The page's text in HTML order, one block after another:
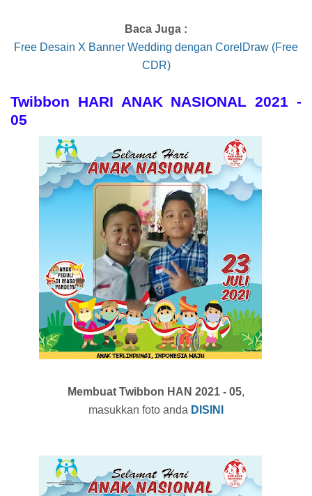
Baca Juga :
Free Desain X Banner Wedding dengan CorelDraw (Free
CDR)
Twibbon HARI ANAK NASIONAL 2021 -
05
Membuat Twibbon HAN 2021 - 05,
masukkan foto anda DISINI